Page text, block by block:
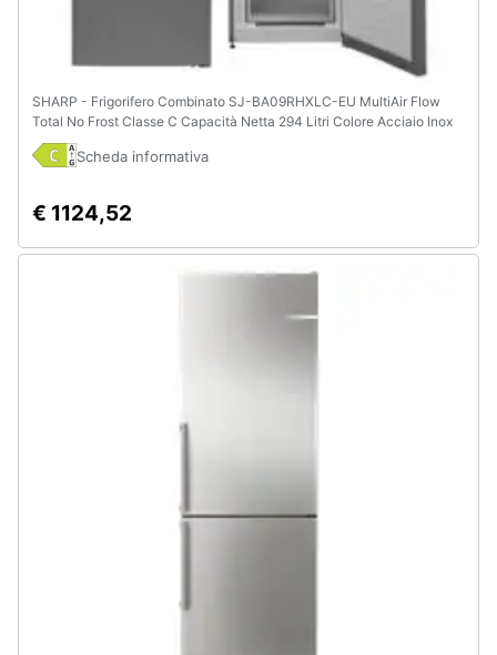
SHARP - Frigorifero Combinato SJ-BA09RHXLC-EU MultiAir Flow
Total No Frost Classe C Capacità Netta 294 Litri Colore Acciaio Inox
Scheda informativa
€ 1124,52